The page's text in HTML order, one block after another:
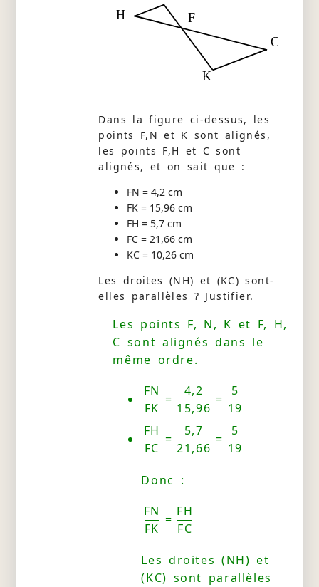
C
F
K
H
Dans la figure ci-dessus, les
points F,N et K sont alignés,
les points F,H et C sont
alignés, et on sait que :
FN = 4,2 cm
FK = 15,96 cm
FH = 5,7 cm
FC = 21,66 cm
KC = 10,26 cm
Les droites (NH) et (KC) sont-
elles parallèles ? Justifier.
Les points F, N, K et F, H,
C sont alignés dans le
même ordre.
FN
FK
=
4,2
15,96
=
5
19
FH
FC
=
5,7
21,66
=
5
19
Donc :
FN
FK
=
FH
FC
Les droites (NH) et
(KC) sont parallèles